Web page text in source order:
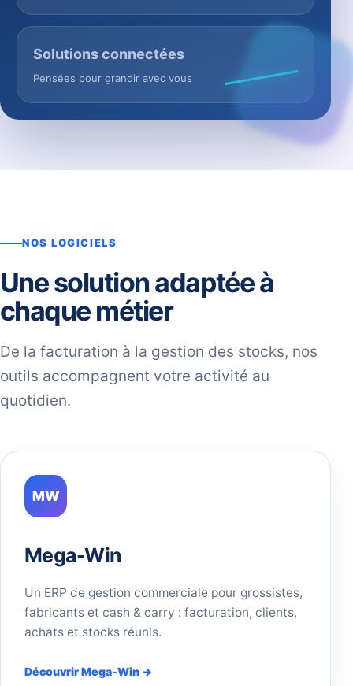
Solutions connectées
Pensées pour grandir avec vous
NOS LOGICIELS
Une solution adaptée à
chaque métier
De la facturation à la gestion des stocks, nos
outils accompagnent votre activité au
quotidien.
MW
Mega-Win
Un ERP de gestion commerciale pour grossistes,
fabricants et cash & carry : facturation, clients,
achats et stocks réunis.
Découvrir Mega-Win →